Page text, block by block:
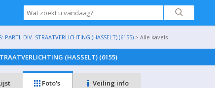
PARTIJ DIV. STRAATVERLICHTING (HASSELT) (6155) > Alle kavels
(HASSELT) (6155)
Foto's Veiling info